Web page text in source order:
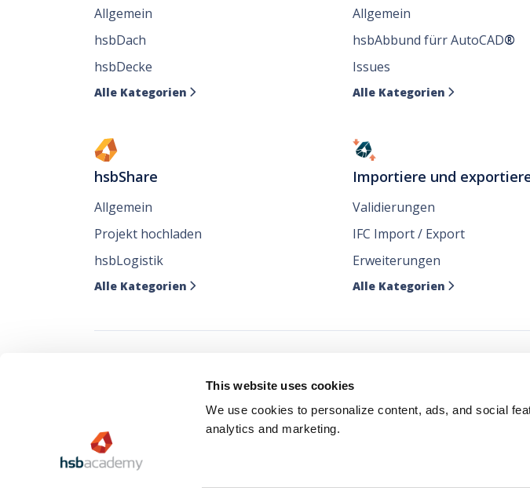
This website uses cookies
We use cookies to personalize content, ads, and social
analytics and marketing.
Allgemein
hsbDach
hsbDecke
Alle Kategorien 
Allgemein
hsbAbbund fürr AutoCAD®
Issues
Alle Kategorien 
hsbShare
Allgemein
Projekt hochladen
hsbLogistik
Alle Kategorien 
Importiere und
Validierungen
IFC Import / Export
Erweiterungen
Alle Kategorien 
Verfolgen Sie alle unsere
wo Sie sie mögen